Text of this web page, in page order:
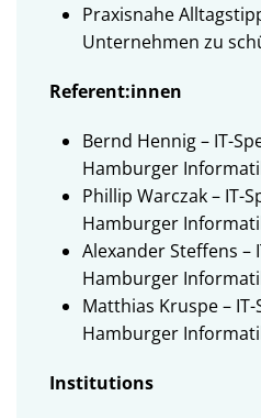
Praxisnahe
Unternehmen zu
Referent:innen
Bernd Hennig – IT-
Hamburger
Phillip Warczak – IT-
Hamburger
Alexander Steffens –
Hamburger
Matthias Kruspe – IT-
Hamburger
Institutions